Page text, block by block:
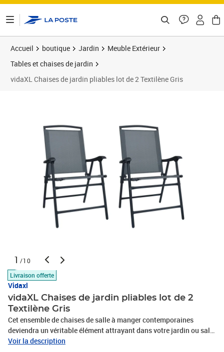
Accueil boutique Jardin
Meuble Extérieur
Tables et chaises de jardin
vidaXL Chaises de jardin pliables lot de 2 Textilène Gris
1 /10
Livraison offerte
Vidaxl
vidaXL Chaises de jardin pliables lot de 2
Textilène Gris
Cet ensemble de chaises de salle à manger contemporaines
deviendra un véritable élément attrayant dans votre jardin ou salle
à manger ou sur votre terrasse. Les chaises confortables ont une
Voir la description